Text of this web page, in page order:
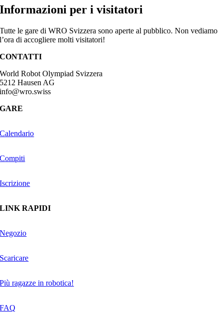
Informazioni per i visitatori
Tutte le gare di WRO Svizzera sono aperte al pubblico. Non vediamo
l’ora di accogliere molti visitatori!
CONTATTI
World Robot Olympiad Svizzera
5212 Hausen AG
info@wro.swiss
GARE
Calendario
Compiti
Iscrizione
LINK RAPIDI
Negozio
Scaricare
Più ragazze in robotica!
FAQ